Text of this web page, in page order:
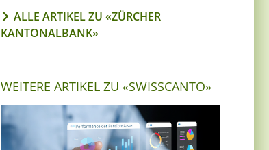
ALLE ARTIKEL ZU «ZÜRCHER
KANTONALBANK»
WEITERE ARTIKEL ZU «SWISSCANTO»